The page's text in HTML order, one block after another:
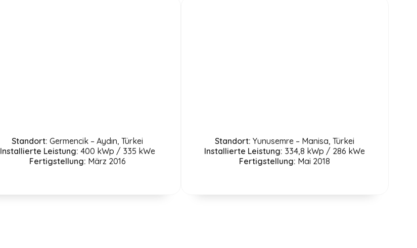
Standort: Germencik – Aydın, Türkei
Installierte Leistung: 400 kWp / 335 kWe
Fertigstellung: März 2016
Standort: Yunusemre – Manisa, Türkei
Installierte Leistung: 334,8 kWp / 286 kWe
Fertigstellung: Mai 2018